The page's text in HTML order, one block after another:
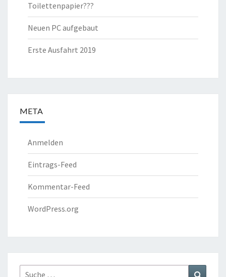
Toilettenpapier???
Neuen PC aufgebaut
Erste Ausfahrt 2019
META
Anmelden
Eintrags-Feed
Kommentar-Feed
WordPress.org
Suche